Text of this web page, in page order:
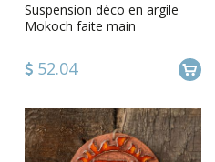
Suspension déco en argile
Mokoch faite main
52.04